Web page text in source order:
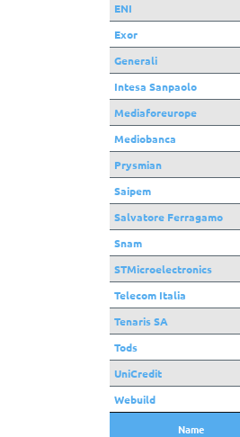
ENI
Exor
Generali
Intesa Sanpaolo
Mediaforeurope
Mediobanca
Prysmian
Saipem
Salvatore Ferragamo
Snam
STMicroelectronics
Telecom Italia
Tenaris SA
Tods
UniCredit
Webuild
Name